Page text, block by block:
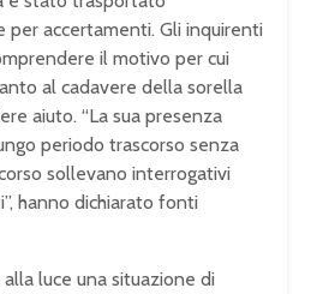
per accertamenti. Gli inquirenti
il motivo per cui
al cadavere della sorella
aiuto. “La sua presenza
periodo trascorso senza
sollevano interrogativi
hanno dichiarato fonti
luce una situazione di